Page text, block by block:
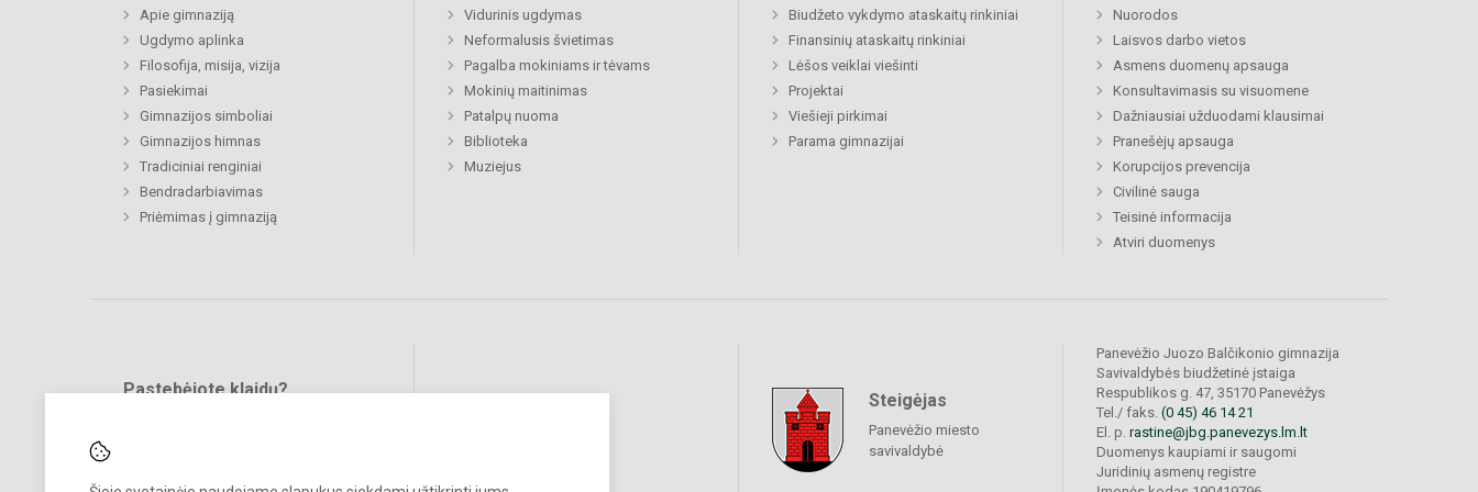
Apie gimnaziją
Ugdymo aplinka
Filosofija, misija, vizija
Pasiekimai
Gimnazijos simboliai
Gimnazijos himnas
Tradiciniai renginiai
Bendradarbiavimas
Priėmimas į gimnaziją
Vidurinis ugdymas
Neformalusis švietimas
Pagalba mokiniams ir tėvams
Mokinių maitinimas
Patalpų nuoma
Biblioteka
Muziejus
Biudžeto vykdymo ataskaitų rinkiniai
Finansinių ataskaitų rinkiniai
Lėšos veiklai viešinti
Projektai
Viešieji pirkimai
Parama gimnazijai
Nuorodos
Laisvos darbo vietos
Asmens duomenų apsauga
Konsultavimasis su visuomene
Dažniausiai užduodami klausimai
Pranešėjų apsauga
Korupcijos prevencija
Civilinė sauga
Teisinė informacija
Atviri duomenys
Pastebėjote klaidų?
Steigėjas
Panevėžio miesto
savivaldybė
Panevėžio Juozo Balčikonio gimnazija
Savivaldybės biudžetinė įstaiga
Respublikos g. 47, 35170 Panevėžys
Tel./ faks. (0 45) 46 14 21
El. p. rastine@jbg.panevezys.lm.lt
Duomenys kaupiami ir saugomi
Juridinių asmenų registre